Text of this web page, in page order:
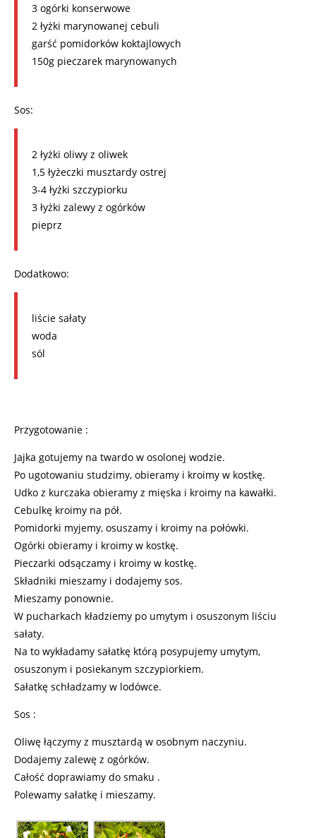
3 ogórki konserwowe
2 łyżki marynowanej cebuli
garść pomidorków koktajlowych
150g pieczarek marynowanych
Sos:
2 łyżki oliwy z oliwek
1,5 łyżeczki musztardy ostrej
3-4 łyżki szczypiorku
3 łyżki zalewy z ogórków
pieprz
Dodatkowo:
liście sałaty
woda
sól
Przygotowanie :
Jajka gotujemy na twardo w osolonej wodzie.
Po ugotowaniu studzimy, obieramy i kroimy w kostkę.
Udko z kurczaka obieramy z mięska i kroimy na kawałki.
Cebulkę kroimy na pół.
Pomidorki myjemy, osuszamy i kroimy na połówki.
Ogórki obieramy i kroimy w kostkę.
Pieczarki odsączamy i kroimy w kostkę.
Składniki mieszamy i dodajemy sos.
Mieszamy ponownie.
W pucharkach kładziemy po umytym i osuszonym liściu
sałaty.
Na to wykładamy sałatkę którą posypujemy umytym,
osuszonym i posiekanym szczypiorkiem.
Sałatkę schładzamy w lodówce.
Sos :
Oliwę łączymy z musztardą w osobnym naczyniu.
Dodajemy zalewę z ogórków.
Całość doprawiamy do smaku .
Polewamy sałatkę i mieszamy.